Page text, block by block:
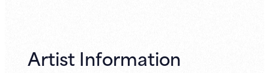
Artist Information